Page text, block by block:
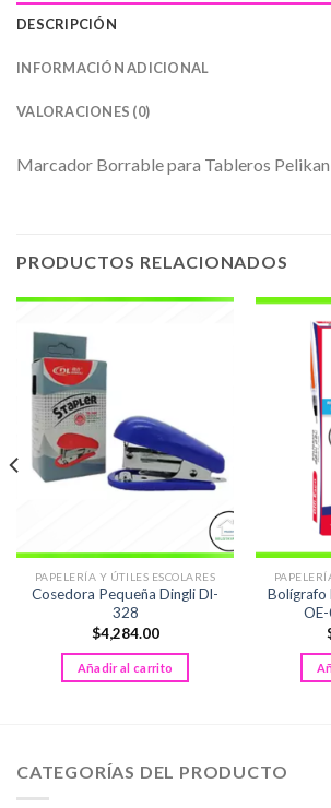
DESCRIPCIÓN
INFORMACIÓN ADICIONAL
VALORACIONES (0)
Marcador Borrable para Tableros
PRODUCTOS RELACIONADOS
PAPELERÍA Y ÚTILES ESCOLARES
Cosedora Pequeña Dingli Dl-
328
$4,284.00
Añadir al carrito
Bolígrafo
CATEGORÍAS DEL PRODUCTO